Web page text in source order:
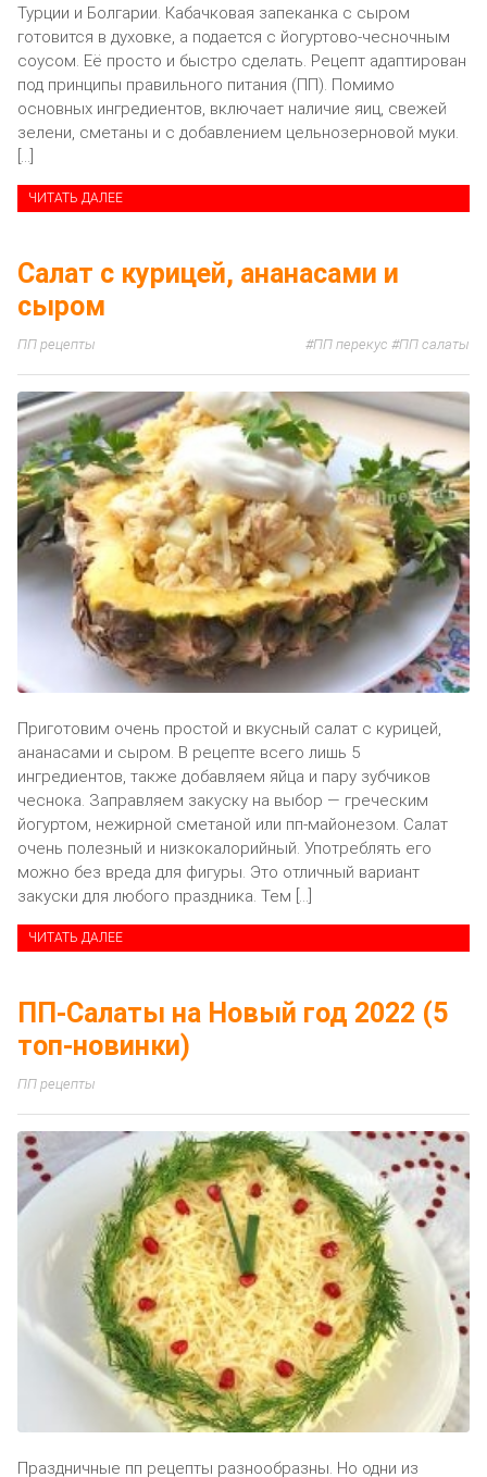
Турции и Болгарии. Кабачковая запеканка с сыром
готовится в духовке, а подается с йогуртово-чесночным
соусом. Её просто и быстро сделать. Рецепт адаптирован
под принципы правильного питания (ПП). Помимо
основных ингредиентов, включает наличие яиц, свежей
зелени, сметаны и с добавлением цельнозерновой муки.
[…]
ЧИТАТЬ ДАЛЕЕ
Салат с курицей, ананасами и
сыром
ПП рецепты ПП перекус ПП салаты
Приготовим очень простой и вкусный салат с курицей,
ананасами и сыром. В рецепте всего лишь 5
ингредиентов, также добавляем яйца и пару зубчиков
чеснока. Заправляем закуску на выбор — греческим
йогуртом, нежирной сметаной или пп-майонезом. Салат
очень полезный и низкокалорийный. Употреблять его
можно без вреда для фигуры. Это отличный вариант
закуски для любого праздника. Тем […]
ЧИТАТЬ ДАЛЕЕ
ПП-Салаты на Новый год 2022 (5
топ-новинки)
ПП рецепты
Праздничные пп рецепты разнообразны. Но одни из